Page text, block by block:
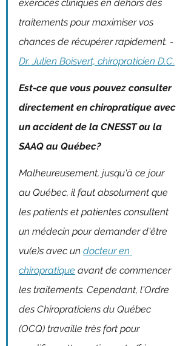
exercices cliniques en dehors des
traitements pour maximiser vos
chances de récupérer rapidement. -
Dr. Julien Boisvert, chiropraticien D.C.
Est-ce que vous pouvez consulter
directement en chiropratique avec
un accident de la CNESST ou la
SAAQ au Québec?
Malheureusement, jusqu'à ce jour
au Québec, il faut absolument que
les patients et patientes consultent
un médecin pour demander d'être
vu(e)s avec un docteur en
chiropratique avant de commencer
les traitements. Cependant, l'Ordre
des Chiropraticiens du Québec
(OCQ) travaille très fort pour